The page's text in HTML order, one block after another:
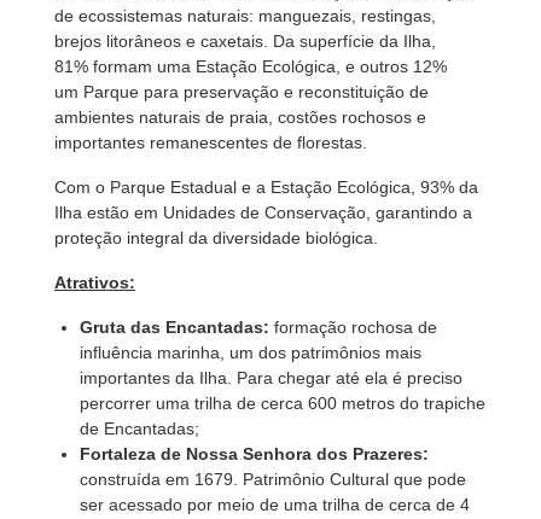
de ecossistemas naturais: manguezais, restingas,
brejos litorâneos e caxetais. Da superfície da Ilha,
81% formam uma Estação Ecológica, e outros 12%
um Parque para preservação e reconstituição de
ambientes naturais de praia, costões rochosos e
importantes remanescentes de florestas.
Com o Parque Estadual e a Estação Ecológica, 93% da
Ilha estão em Unidades de Conservação, garantindo a
proteção integral da diversidade biológica.
Atrativos:
Gruta das Encantadas: formação rochosa de
influência marinha, um dos patrimônios mais
importantes da Ilha. Para chegar até ela é preciso
percorrer uma trilha de cerca 600 metros do trapiche
de Encantadas;
Fortaleza de Nossa Senhora dos Prazeres:
construída em 1679. Patrimônio Cultural que pode
ser acessado por meio de uma trilha de cerca de 4